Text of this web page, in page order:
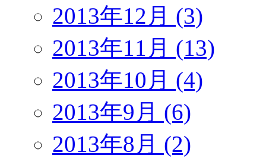
2013年12月 (3)
2013年11月 (13)
2013年10月 (4)
2013年9月 (6)
2013年8月 (2)